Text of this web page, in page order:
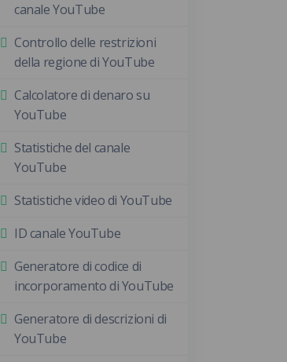
canale YouTube
Controllo delle restrizioni
della regione di YouTube
Calcolatore di denaro su
YouTube
Statistiche del canale
YouTube
Statistiche video di YouTube
ID canale YouTube
Generatore di codice di
incorporamento di YouTube
Generatore di descrizioni di
YouTube